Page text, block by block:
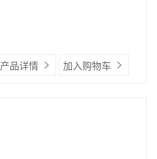
产品详情 加入购物车